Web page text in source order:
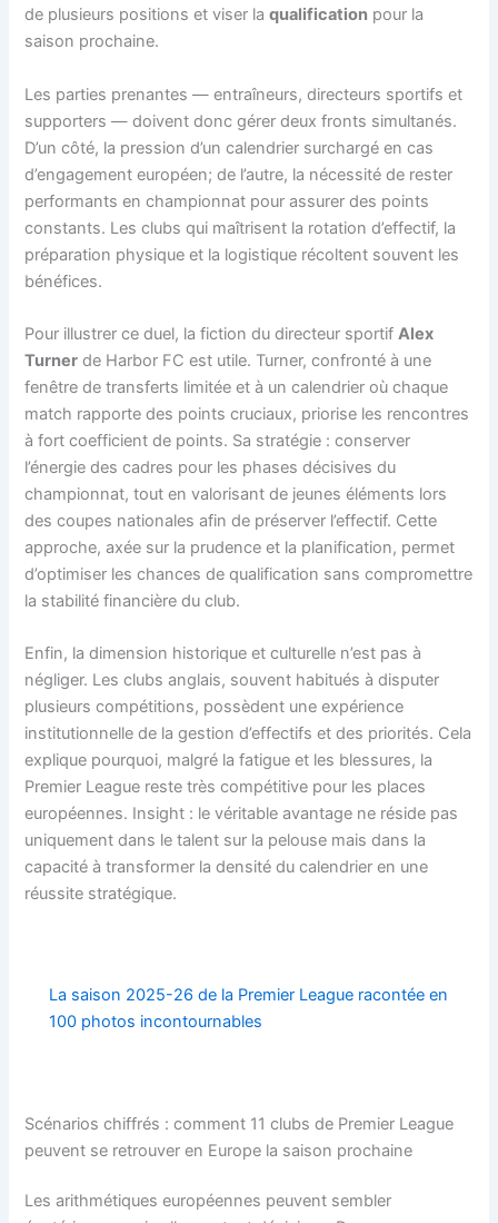
de plusieurs positions et viser laqualification pour la
saison prochaine.
Les parties prenantes — entraîneurs, directeurs sportifs et
supporters — doivent donc gérer deux fronts simultanés.
D’un côté, la pression d’un calendrier surchargé en cas
d’engagement européen; de l’autre, la nécessité de rester
performants en championnat pour assurer des points
constants. Les clubs qui maîtrisent la rotation d’effectif, la
préparation physique et la logistique récoltent souvent les
bénéfices.
Pour illustrer ce duel, la fiction du directeur sportifAlex
Turner de Harbor FC est utile. Turner, confronté à une
fenêtre de transferts limitée et à un calendrier où chaque
match rapporte des points cruciaux, priorise les rencontres
à fort coefficient de points. Sa stratégie : conserver
l’énergie des cadres pour les phases décisives du
championnat, tout en valorisant de jeunes éléments lors
des coupes nationales afin de préserver l’effectif. Cette
approche, axée sur la prudence et la planification, permet
d’optimiser les chances de qualification sans compromettre
la stabilité financière du club.
Enfin, la dimension historique et culturelle n’est pas à
négliger. Les clubs anglais, souvent habitués à disputer
plusieurs compétitions, possèdent une expérience
institutionnelle de la gestion d’effectifs et des priorités. Cela
explique pourquoi, malgré la fatigue et les blessures, la
Premier League reste très compétitive pour les places
européennes. Insight : le véritable avantage ne réside pas
uniquement dans le talent sur la pelouse mais dans la
capacité à transformer la densité du calendrier en une
réussite stratégique.
La saison 2025-26 de la Premier League racontée en
100 photos incontournables
Scénarios chiffrés : comment 11 clubs de Premier League
peuvent se retrouver en Europe la saison prochaine
Les arithmétiques européennes peuvent sembler